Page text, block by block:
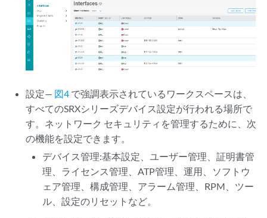
設定— 図4 で強調表示されているワークスペースは、
すべてのSRXシリーズデバイス設定が行われる場所で
す。ネットワーク セキュリティを管理するために、次
の機能を設定できます。
デバイス管理:基本設定、ユーザー管理、証明書管
理、ライセンス管理、ATP管理、運用、ソフトウ
ェア管理、構成管理、アラーム管理、RPM、ツー
ル、設定のリセットなど。